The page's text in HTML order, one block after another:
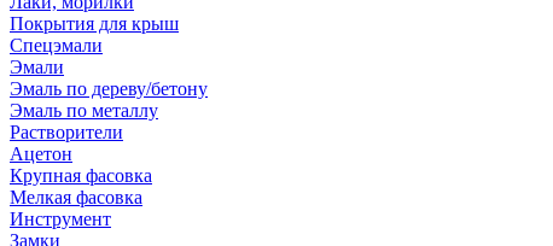
Покрытия для крыш
Спецэмали
Эмали
Эмаль по дереву/бетону
Эмаль по металлу
Растворители
Ацетон
Крупная фасовка
Мелкая фасовка
Инструмент
Замки